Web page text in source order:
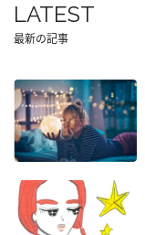
LATEST
最新の記事